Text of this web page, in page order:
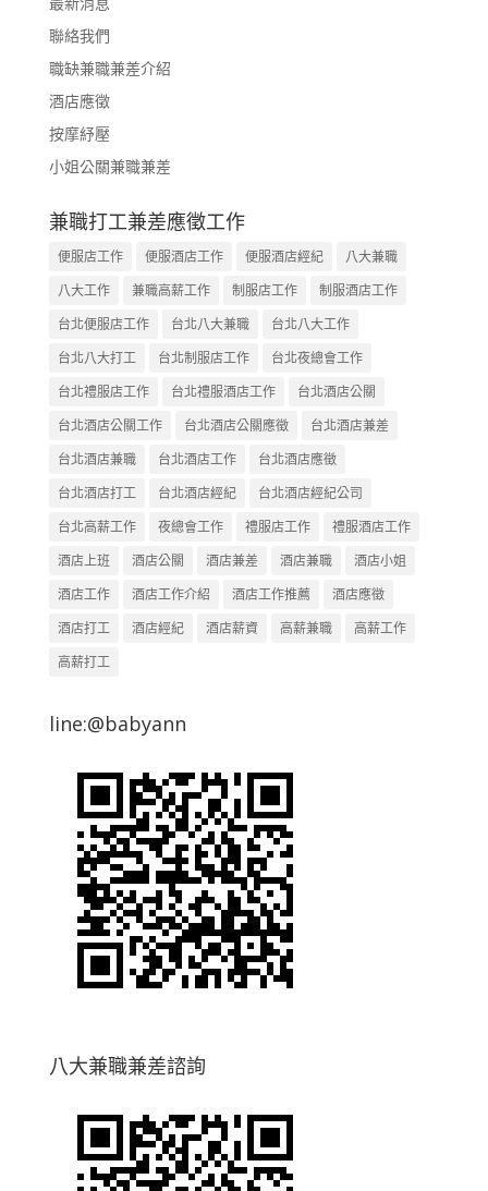
聯絡我們
職缺兼職兼差介紹
酒店應徵
按摩紓壓
小姐公關兼職兼差
兼職打工兼差應徵工作
便服店工作 便服酒店工作 便服酒店經紀
八大兼職
八大工作
兼職高薪工作 制服店工作
制服酒店工作
台北便服店工作
台北八大兼職
台北八大工作
台北八大打工
台北制服店工作
台北夜總會工作
台北禮服店工作
台北禮服酒店工作
台北酒店公關
台北酒店公關工作
台北酒店公關應徵
台北酒店兼差
台北酒店兼職
台北酒店工作
台北酒店應徵
台北酒店打工
台北酒店經紀
台北酒店經紀公司
台北高薪工作
夜總會工作 禮服店工作
禮服酒店工作
酒店上班
酒店公關 酒店兼差 酒店兼職
酒店小姐
酒店工作
酒店工作介紹 酒店工作推薦
酒店應徵
酒店打工
酒店經紀 酒店薪資 高薪兼職
高薪工作
高薪打工
line:@babyann
八大兼職兼差諮詢